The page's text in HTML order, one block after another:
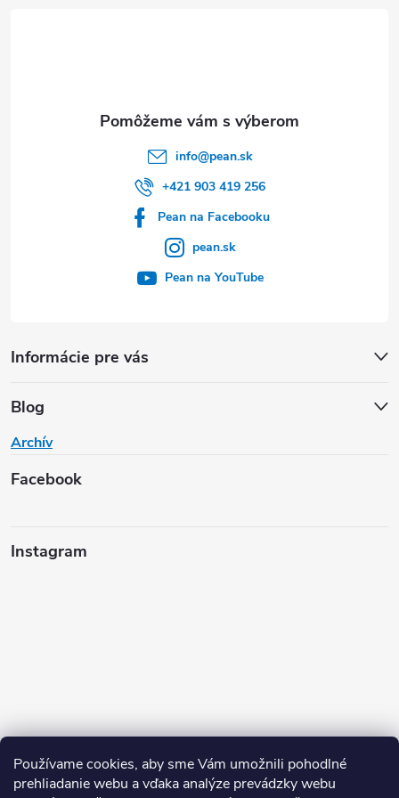
Používame cookies, aby sme Vám umožnili pohodlné
prehliadanie webu a vďaka analýze prevádzky webu
Informácie pre vás
Blog
Archív
Facebook
info@pean.sk
+421 903 419 256
Pean na Facebooku
pean.sk
Pean na YouTube
Instagram